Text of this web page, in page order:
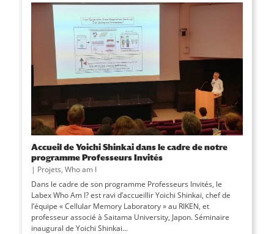
Accueil de Yoichi Shinkai dans le cadre de notre
programme Professeurs Invités
| Projets, Who am I
Dans le cadre de son programme Professeurs Invités, le
Labex Who Am I? est ravi d’accueillir Yoichi Shinkai, chef de
l’équipe « Cellular Memory Laboratory » au RIKEN, et
professeur associé à Saitama University, Japon. Séminaire
inaugural de Yoichi Shinkai...